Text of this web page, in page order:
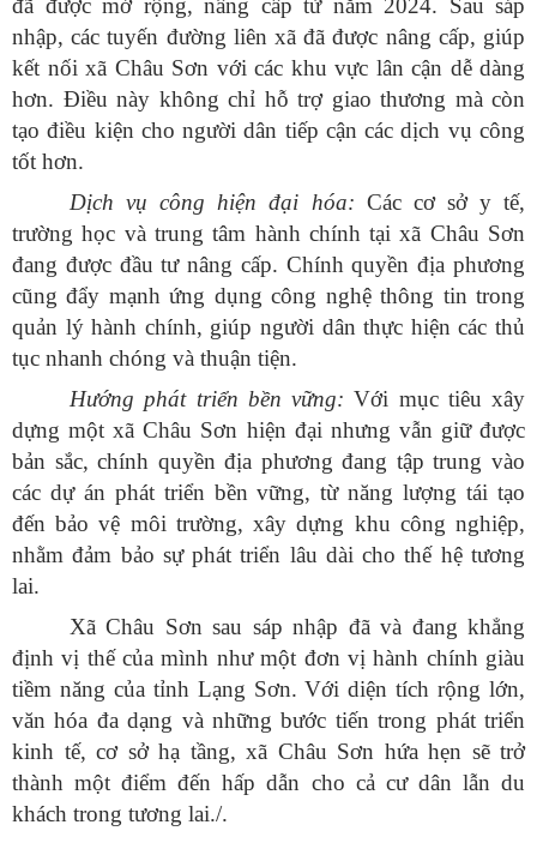
đã được mở rộng, nâng cấp từ năm 2024. Sau sáp
nhập, các tuyến đường liên xã đã được nâng cấp, giúp
kết nối xã Châu Sơn với các khu vực lân cận dễ dàng
hơn. Điều này không chỉ hỗ trợ giao thương mà còn
tạo điều kiện cho người dân tiếp cận các dịch vụ công
tốt hơn.
Dịch vụ công hiện đại hóa: Các cơ sở y tế,
trường học và trung tâm hành chính tại xã Châu Sơn
đang được đầu tư nâng cấp. Chính quyền địa phương
cũng đẩy mạnh ứng dụng công nghệ thông tin trong
quản lý hành chính, giúp người dân thực hiện các thủ
tục nhanh chóng và thuận tiện.
Hướng phát triển bền vững: Với mục tiêu xây
dựng một xã Châu Sơn hiện đại nhưng vẫn giữ được
bản sắc, chính quyền địa phương đang tập trung vào
các dự án phát triển bền vững, từ năng lượng tái tạo
đến bảo vệ môi trường, xây dựng khu công nghiệp,
nhằm đảm bảo sự phát triển lâu dài cho thế hệ tương
lai.
Xã Châu Sơn sau sáp nhập đã và đang khẳng
định vị thế của mình như một đơn vị hành chính giàu
tiềm năng của tỉnh Lạng Sơn. Với diện tích rộng lớn,
văn hóa đa dạng và những bước tiến trong phát triển
kinh tế, cơ sở hạ tầng, xã Châu Sơn hứa hẹn sẽ trở
thành một điểm đến hấp dẫn cho cả cư dân lẫn du
khách trong tương lai./.